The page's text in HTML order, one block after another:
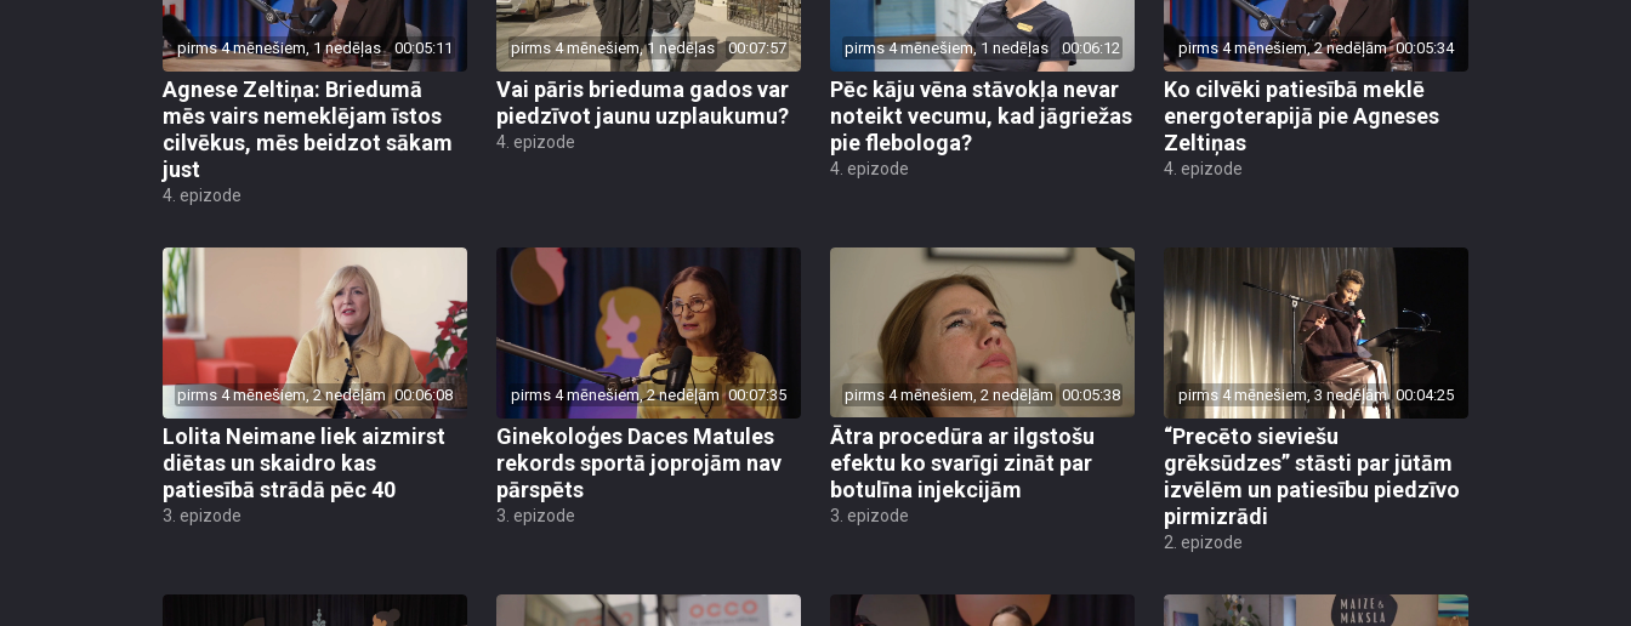
pirms 4 mēnešiem, 1 nedēļas 00:05:11
Agnese Zeltiņa: Briedumā
mēs vairs nemeklējam īstos
cilvēkus, mēs beidzot sākam
just
4. epizode
pirms 4 mēnešiem, 1 nedēļas 00:07:57
Vai pāris brieduma gados var
piedzīvot jaunu uzplaukumu?
4. epizode
pirms 4 mēnešiem, 1 nedēļas 00:06:12
Pēc kāju vēna stāvokļa nevar
noteikt vecumu, kad jāgriežas
pie flebologa?
4. epizode
pirms 4 mēnešiem, 2 nedēļām 00:05:34
Ko cilvēki patiesībā meklē
energoterapijā pie Agneses
Zeltiņas
4. epizode
pirms 4 mēnešiem, 2 nedēļām 00:06:08
Lolita Neimane liek aizmirst
diētas un skaidro kas
patiesībā strādā pēc 40
3. epizode
pirms 4 mēnešiem, 2 nedēļām 00:07:35
Ginekoloģes Daces Matules
rekords sportā joprojām nav
pārspēts
3. epizode
pirms 4 mēnešiem, 2 nedēļām 00:05:38
Ātra procedūra ar ilgstošu
efektu ko svarīgi zināt par
botulīna injekcijām
3. epizode
pirms 4 mēnešiem, 3 nedēļām 00:04:25
“Precēto sieviešu
grēksūdzes” stāsti par jūtām
izvēlēm un patiesību piedzīvo
pirmizrādi
2. epizode